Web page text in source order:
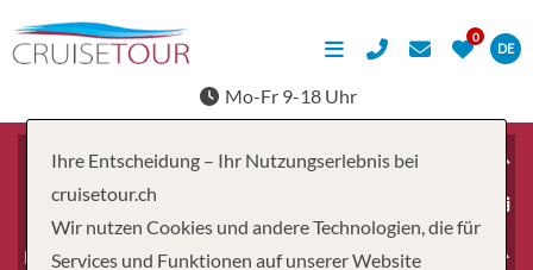
DE
Mo-Fr 9-18 Uhr
Erwachsene
Ihre Entscheidung – Ihr Nutzungserlebnis bei
cruisetour.ch
Wir nutzen Cookies und andere Technologien, die für
Services und Funktionen auf unserer Website